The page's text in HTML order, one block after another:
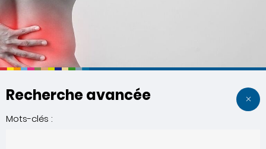
Recherche avancée
Mots-clés :